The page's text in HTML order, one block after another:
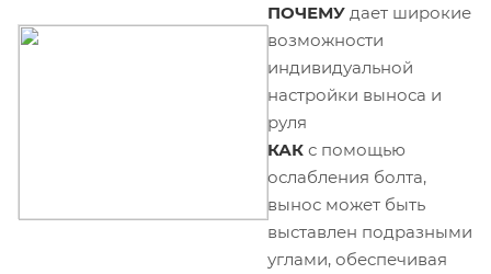
ПОЧЕМУ дает широкие
возможности
индивидуальной
настройки выноса и
руля
КАК с помощью
ослабления болта,
вынос может быть
выставлен подразными
углами, обеспечивая